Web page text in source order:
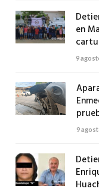
en
9
9